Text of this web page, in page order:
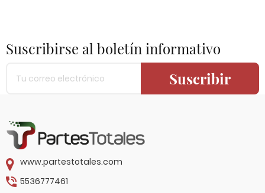
Suscribirse al boletín informativo
Suscribir
www.partestotales.com
5536777461